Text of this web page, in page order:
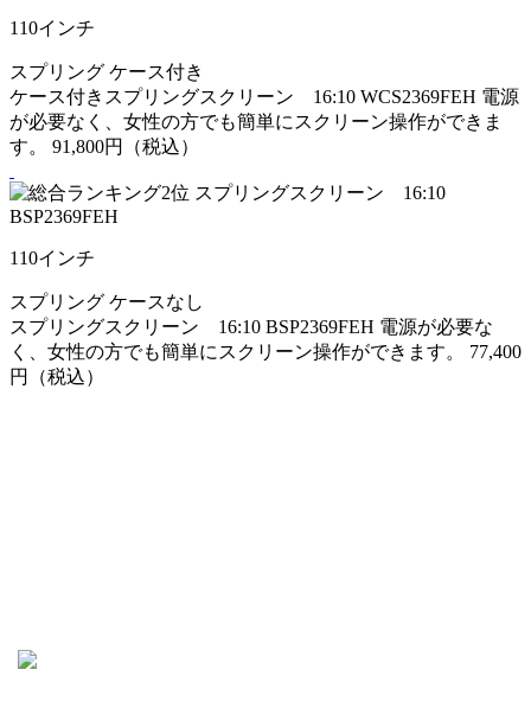
110インチ
スプリング ケース付き
ケース付きスプリングスクリーン 16:10 WCS2369FEH 電源
が必要なく、女性の方でも簡単にスクリーン操作ができま
す。
91,800円（税込）
110インチ
スプリング ケースなし
スプリングスクリーン 16:10 BSP2369FEH 電源が必要な
く、女性の方でも簡単にスクリーン操作ができます。
77,400
円（税込）